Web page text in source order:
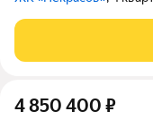
4 850 400 ₽